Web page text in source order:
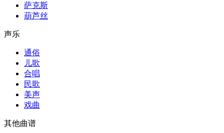
萨克斯
葫芦丝
声乐
通俗
儿歌
合唱
民歌
美声
戏曲
其他曲谱